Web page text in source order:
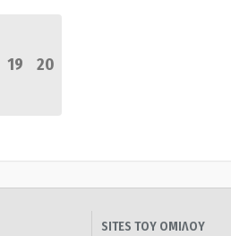
19
20
SITES ΤΟΥ ΟΜΙΛΟΥ